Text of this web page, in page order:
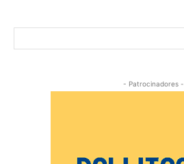
- Patrocinadores -